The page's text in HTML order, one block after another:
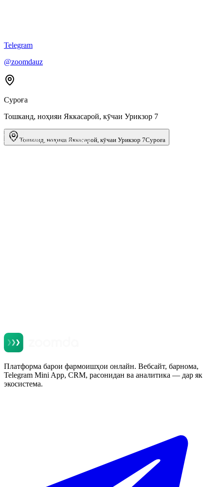
Telegram
@zoomdauz
Суроға
Тошканд, ноҳияи Яккасарой, кӯчаи Урикзор 7
Ташкент
Улица Урикзор, 7 — Яндекс Карты
Тошканд, ноҳияи Яккасарой, кӯчаи Урикзор 7Суроға
Платформа барои фармоишҳои онлайн. Вебсайт, барнома,
Telegram Mini App, CRM, расонидан ва аналитика — дар як
экосистема.